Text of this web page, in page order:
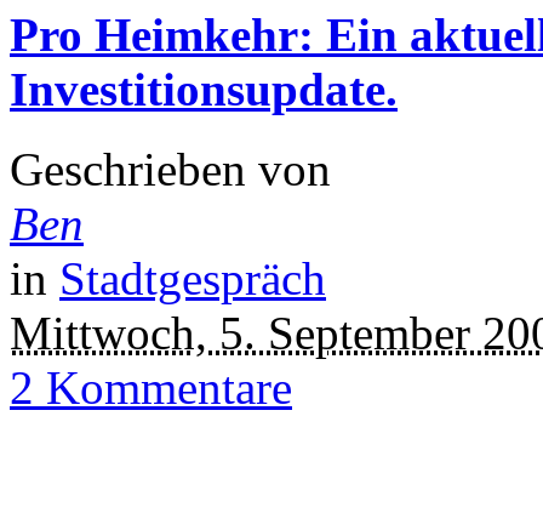
Pro Heimkehr: Ein
Investitionsupdate.
Geschrieben von
Ben
in Stadtgespräch
Mittwoch, 5. September
2 Kommentare